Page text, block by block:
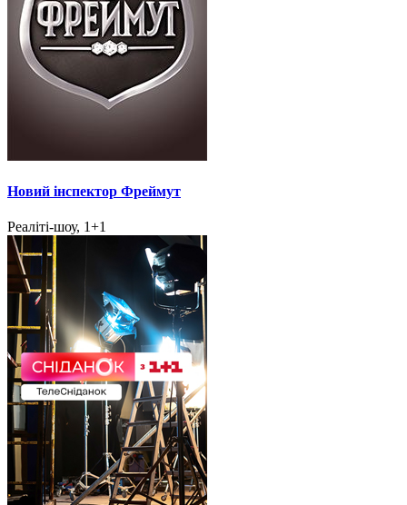
Новий інспектор Фреймут
Реаліті-шоу, 1+1